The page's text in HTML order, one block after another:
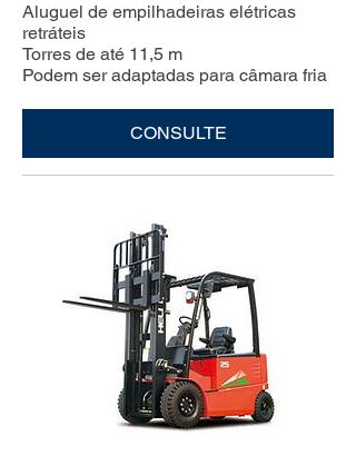
Aluguel de empilhadeiras elétricas
retráteis
Torres de até 11,5 m
Podem ser adaptadas para câmara fria
CONSULTE